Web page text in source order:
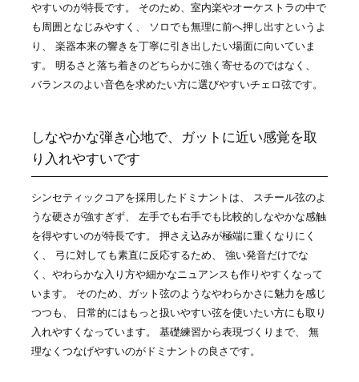
やすいのが特長です。 そのため、室内楽やオーケストラの中で
も周囲となじみやすく、 ソロでも無理に前へ押し出すというよ
り、 楽器本来の響きを丁寧に引き出したい場面に向いていま
す。 明るさと落ち着きのどちらかに強く寄せるのではなく、
バランスのよい音色を求めたい方に選びやすいチェロ弦です。
しなやかな弾き心地で、ガットに近い感覚を取
り入れやすいです
シンセティックコアを採用したドミナントは、 スチール弦のよ
うな硬さが強すぎず、 左手でも右手でも比較的しなやかな感触
を得やすいのが特長です。 押さえ込みが極端に重くなりにく
く、 弓に対しても素直に反応するため、 強い発音だけでな
く、やわらかな入り方や細かなニュアンスも作りやすくなって
います。 そのため、ガット弦のようなやわらかさに魅力を感じ
つつも、 日常的にはもっと扱いやすい弦を使いたい方にも取り
入れやすくなっています。 基礎練習から表現づくりまで、 無
理なくつなげやすいのがドミナントの良さです。